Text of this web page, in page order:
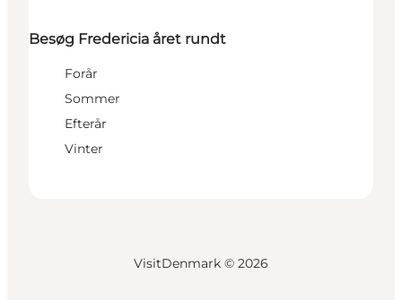
Besøg Fredericia året rundt
Forår
Sommer
Efterår
Vinter
VisitDenmark © 2026